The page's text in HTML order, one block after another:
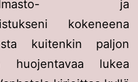
ja
kokeneena
kuitenkin paljon
huojentavaa lukea